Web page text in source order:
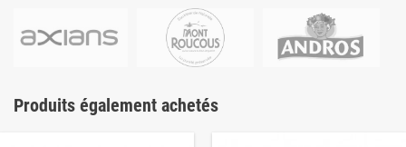
Produits également achetés